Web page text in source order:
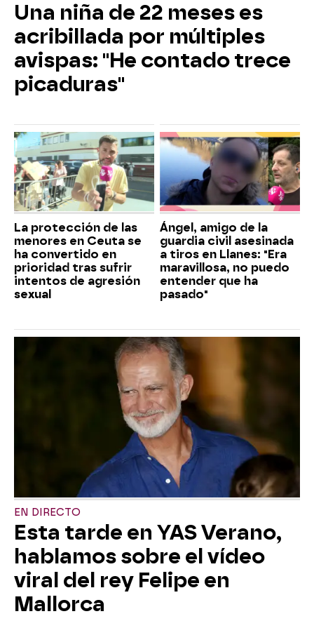
Una niña de 22 meses es
acribillada por múltiples
avispas: "He contado trece
picaduras"
La protección de las
menores en Ceuta se
ha convertido en
prioridad tras sufrir
intentos de agresión
sexual
Ángel, amigo de la
guardia civil asesinada
a tiros en Llanes: "Era
maravillosa, no puedo
entender que ha
pasado"
EN DIRECTO
Esta tarde en YAS Verano,
hablamos sobre el vídeo
viral del rey Felipe en
Mallorca